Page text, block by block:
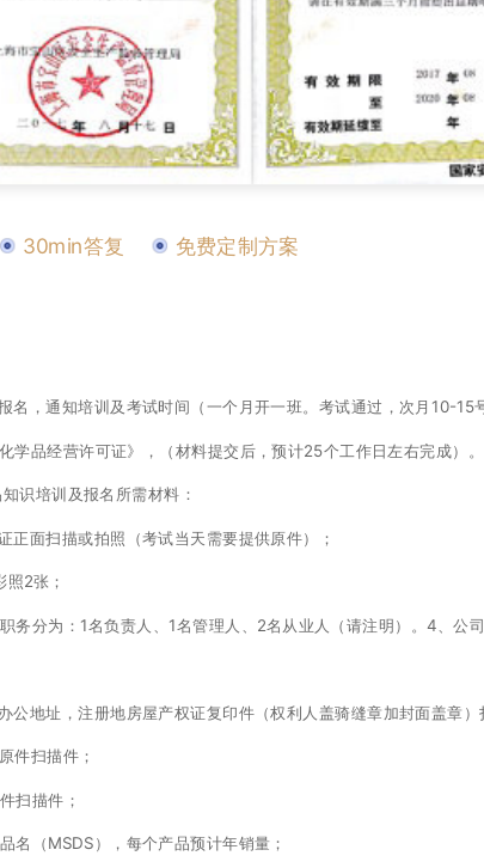
30min答复 免费定制方案
名，通知培训及考试时间（一个月开一班。考试通过，次月10-15
品经营许可证》，（材料提交后，预计25个工作日左右完成）。
识培训及报名所需材料：
面扫描或拍照（考试当天需要提供原件）；
2张；
分为：1名负责人、1名管理人、2名从业人（请注明）。4、公司
地址，注册地房屋产权证复印件（权利人盖骑缝章加封面盖章）
件扫描件；
扫描件；
名（MSDS），每个产品预计年销量；